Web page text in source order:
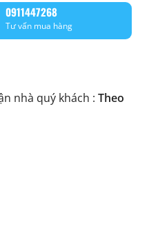
0911447268
Tư vấn mua hàng
nhà quý khách : Theo